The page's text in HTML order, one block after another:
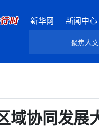
新华网 新闻中心
聚焦人
域协同发展